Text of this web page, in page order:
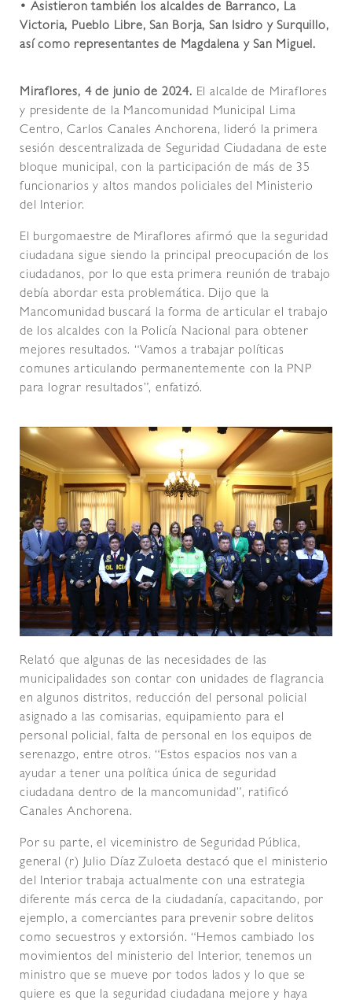
• Asistieron también los alcaldes de Barranco, La
Victoria, Pueblo Libre, San Borja, San Isidro y Surquillo,
así como representantes de Magdalena y San Miguel.
Miraflores, 4 de junio de 2024. El alcalde de Miraflores
y presidente de la Mancomunidad Municipal Lima
Centro, Carlos Canales Anchorena, lideró la primera
sesión descentralizada de Seguridad Ciudadana de este
bloque municipal, con la participación de más de 35
funcionarios y altos mandos policiales del Ministerio
del Interior.
El burgomaestre de Miraflores afirmó que la seguridad
ciudadana sigue siendo la principal preocupación de los
ciudadanos, por lo que esta primera reunión de trabajo
debía abordar esta problemática. Dijo que la
Mancomunidad buscará la forma de articular el trabajo
de los alcaldes con la Policía Nacional para obtener
mejores resultados. “Vamos a trabajar políticas
comunes articulando permanentemente con la PNP
para lograr resultados”, enfatizó.
Relató que algunas de las necesidades de las
municipalidades son contar con unidades de flagrancia
en algunos distritos, reducción del personal policial
asignado a las comisarias, equipamiento para el
personal policial, falta de personal en los equipos de
serenazgo, entre otros. “Estos espacios nos van a
ayudar a tener una política única de seguridad
ciudadana dentro de la mancomunidad”, ratificó
Canales Anchorena.
Por su parte, el viceministro de Seguridad Pública,
general (r) Julio Díaz Zuloeta destacó que el ministerio
del Interior trabaja actualmente con una estrategia
diferente más cerca de la ciudadanía, capacitando, por
ejemplo, a comerciantes para prevenir sobre delitos
como secuestros y extorsión. “Hemos cambiado los
movimientos del ministerio del Interior, tenemos un
ministro que se mueve por todos lados y lo que se
quiere es que la seguridad ciudadana mejore y haya